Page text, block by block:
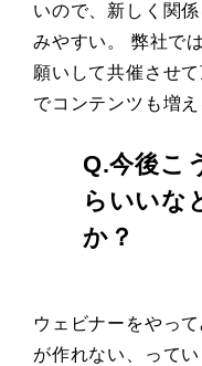
いので、新しく関
みやすい。 弊社で
願いして共催させ
でコンテンツも増
Q.今後こ
らいいな
か？
ウェビナーをやっ
が作れない、って